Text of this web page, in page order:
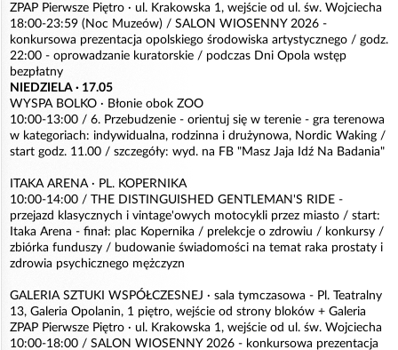
ZPAP Pierwsze Piętro · ul. Krakowska 1, wejście od ul. św. Wojciecha
18:00-23:59 (Noc Muzeów) / SALON WIOSENNY 2026 -
konkursowa prezentacja opolskiego środowiska artystycznego / godz.
22:00 - oprowadzanie kuratorskie / podczas Dni Opola wstęp
bezpłatny
NIEDZIELA · 17.05
WYSPA BOLKO · Błonie obok ZOO
10:00-13:00 / 6. Przebudzenie - orientuj się w terenie - gra terenowa
w kategoriach: indywidualna, rodzinna i drużynowa, Nordic Waking /
start godz. 11.00 / szczegóły: wyd. na FB "Masz Jaja Idź Na Badania"
ITAKA ARENA · PL. KOPERNIKA
10:00-14:00 / THE DISTINGUISHED GENTLEMAN'S RIDE -
przejazd klasycznych i vintage'owych motocykli przez miasto / start:
Itaka Arena - finał: plac Kopernika / prelekcje o zdrowiu / konkursy /
zbiórka funduszy / budowanie świadomości na temat raka prostaty i
zdrowia psychicznego mężczyzn
GALERIA SZTUKI WSPÓŁCZESNEJ · sala tymczasowa - Pl. Teatralny
13, Galeria Opolanin, 1 piętro, wejście od strony bloków + Galeria
ZPAP Pierwsze Piętro · ul. Krakowska 1, wejście od ul. św. Wojciecha
10:00-18:00 / SALON WIOSENNY 2026 - konkursowa prezentacja